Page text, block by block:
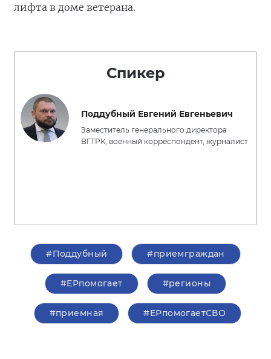
лифта в доме ветерана.
Спикер
Поддубный Евгений Евгеньевич
Заместитель генерального директора
ВГТРК, военный корреспондент, журналист
#Поддубный #приемграждан
#ЕРпомогает #регионы
#приемная #ЕРпомогаетСВО